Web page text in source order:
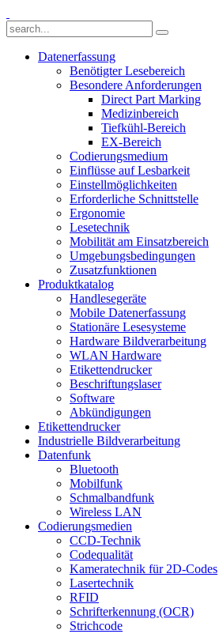
Datenerfassung
Benötigter Lesebereich
Besondere Anforderungen
Direct Part Marking
Medizinbereich
Tiefkühl-Bereich
EX-Bereich
Codierungsmedium
Einflüsse auf Lesbarkeit
Einstellmöglichkeiten
Erforderliche Schnittstelle
Ergonomie
Lesetechnik
Mobilität am Einsatzbereich
Umgebungsbedingungen
Zusatzfunktionen
Produktkatalog
Handlesegeräte
Mobile Datenerfassung
Stationäre Lesesysteme
Hardware Bildverarbeitung
WLAN Hardware
Etikettendrucker
Beschriftungslaser
Software
Abkündigungen
Etikettendrucker
Industrielle Bildverarbeitung
Datenfunk
Bluetooth
Mobilfunk
Schmalbandfunk
Wireless LAN
Codierungs­medien
CCD-Technik
Codequalität
Kameratechnik für 2D-Codes
Lasertechnik
RFID
Schrifterkennung (OCR)
Strichcode